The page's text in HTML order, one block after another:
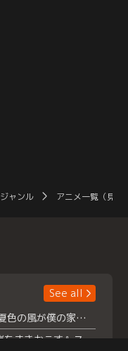
ジャンル アニメ一覧（見放
See all
浮所飛貴主演！ 【夏色の風が僕の家にやってきた】 本日よりテラサで独占配信スタート！
『夏色の雲が恋と嵐をまきおこす』スペシャルメイキング 【Part1】2026年７月18日（土）23時30分～配信スタート！話題のシーンの裏側を大公開！豪華キャスト大集合！ 『武宮家 真夏の家族会議』開催！